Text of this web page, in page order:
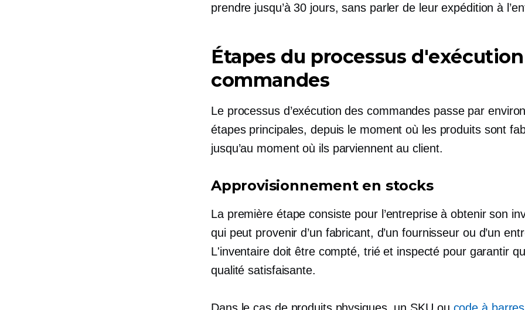
prendre jusqu’à 30 jours, sans parler de leur expédition à
Étapes du processus
commandes
Le processus d’exécution des commandes passe par
étapes principales, depuis le moment où les produits sont
jusqu’au moment où ils parviennent au client.
Approvisionnement en stocks
La première étape consiste pour l’entreprise à obtenir son
qui peut provenir d’un fabricant, d’un fournisseur ou d’un
L'inventaire doit être compté, trié et inspecté pour garantir
qualité satisfaisante.